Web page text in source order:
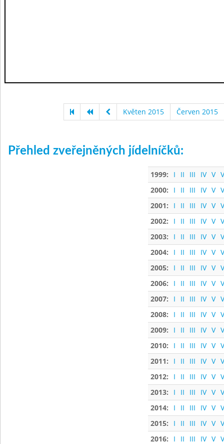
Květen 2015 Červen 2015
Přehled zveřejněných jídelníčků:
1999: I II III IV V
2000:
I II III IV V
2001:
I II III IV V
2002:
I II III IV V
2003:
I II III IV V
2004:
I II III IV V
2005:
I II III IV V
2006:
I II III IV V
2007:
I II III IV V
2008:
I II III IV V
2009:
I II III IV V
2010:
I II III IV V
2011:
I II III IV V
2012:
I II III IV V
2013:
I II III IV V
2014:
I II III IV V
2015:
I II III IV V
2016:
I II III IV V